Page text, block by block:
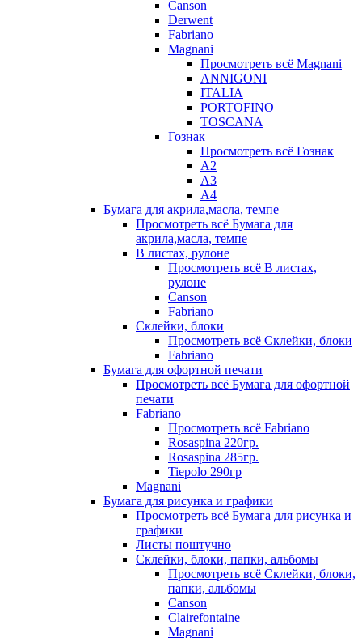
Canson
Derwent
Fabriano
Magnani
Просмотреть всё Magnani
ANNIGONI
ITALIA
PORTOFINO
TOSCANA
Гознак
Просмотреть всё Гознак
А2
А3
А4
Бумага для акрила,масла, темпе
Просмотреть всё Бумага для
акрила,масла, темпе
В листах, рулоне
Просмотреть всё В листах,
рулоне
Canson
Fabriano
Склейки, блоки
Просмотреть всё Склейки, блоки
Fabriano
Бумага для офортной печати
Просмотреть всё Бумага для офортной
печати
Fabriano
Просмотреть всё Fabriano
Rosaspina 220гр.
Rosaspina 285гр.
Tiepolo 290гр
Magnani
Бумага для рисунка и графики
Просмотреть всё Бумага для рисунка и
графики
Листы поштучно
Склейки, блоки, папки, альбомы
Просмотреть всё Склейки, блоки,
папки, альбомы
Canson
Clairefontaine
Magnani